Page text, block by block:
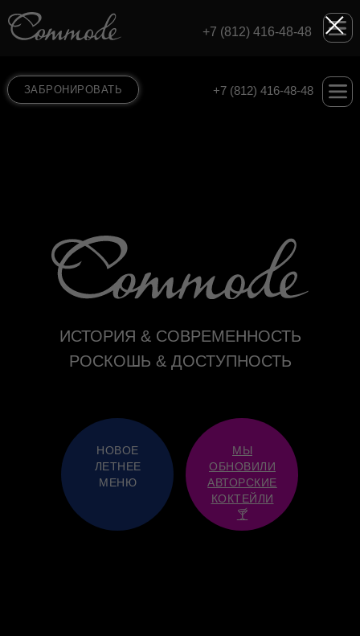
+7 (812) 416-48-48
НОВОЕ
ЛЕТНЕЕ
МЕНЮ
МЫ
ОБНОВИЛИ
АВТОРСКИЕ
КОКТЕЙЛИ
🍸
ИСТОРИЯ & СОВРЕМЕННОСТЬ
РОСКОШЬ & ДОСТУПНОСТЬ
ЗАБРОНИРОВАТЬ +7 (812) 416-48-48